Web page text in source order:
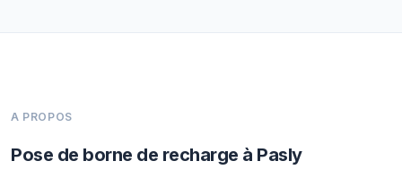
A PROPOS
Pose de borne de recharge à Pasly